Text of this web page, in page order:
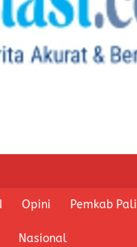
Opini Pemkab Pali
Nasional